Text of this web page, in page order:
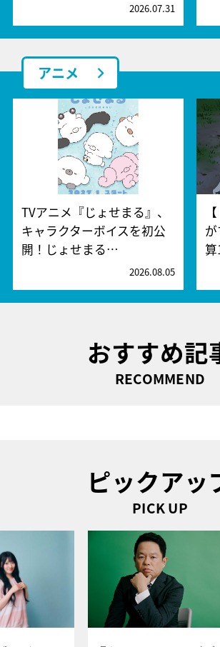
2026.07.31
アニメ
TVアニメ『じょせまる』、
キャラクターボイスを初公
開！じょせまる…
2026.08.05
おすすめ記
RECOMMEND
ピックアッ
PICK UP